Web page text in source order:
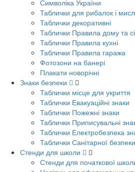
Символіка України
Таблички для рибалок і
Таблички декоративні
Таблички Правила дому та
Таблички Правила кухні
Таблички Правила гаража
Фотозони на банері
Плакати новорічні
Знаки безпеки
Таблички місце для укриття
Таблички Евакуаційні знаки
Таблички Пожежні знаки
Таблички Приписувальні
Таблички Електробезпека
Таблички Санітарної безпеки
Стенди для школи
Стенди для початкової